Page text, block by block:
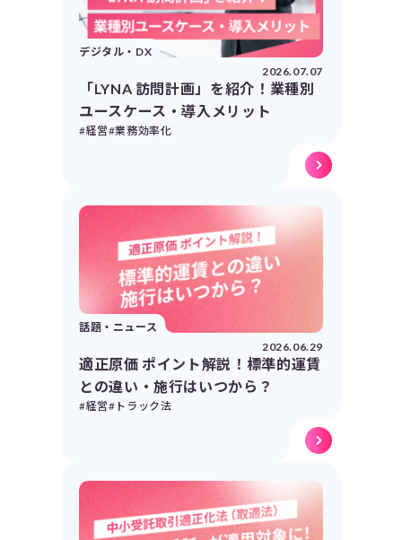
デジタル・DX
2026.07.07
「LYNA 訪問計画」を紹介！業種別
ユースケース・導入メリット
#経営#業務効率化
話題・ニュース
2026.06.29
適正原価 ポイント解説！標準的運賃
との違い・施行はいつから？
#経営#トラック法